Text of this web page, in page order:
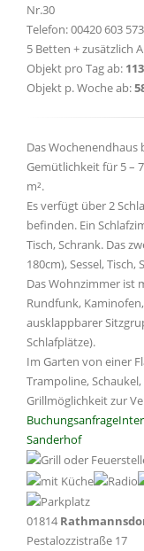
Nr.30
Telefon: 00420 603
5 Betten + zusätzlich
Objekt pro Tag ab:
Objekt p. Woche ab:
Das
Gemütlichkeit für 5 –
m².
Es verfügt über 2
befinden. Ein
Tisch, Schrank. Das
180cm), Sessel, Tisch,
Das Wohnzimmer ist
Rundfunk,
ausklappbarer
Schlafplätze).
Im Garten von einer
Trampoline,
Grillmöglichkeit zur
Buchungsanfrage
Sanderhof
01814
Pestalozzistraße 17